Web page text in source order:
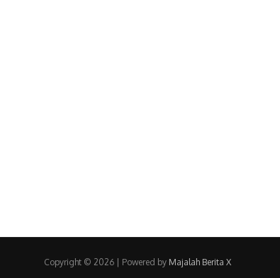
Copyright © 2026 | Powered by Majalah Berita X